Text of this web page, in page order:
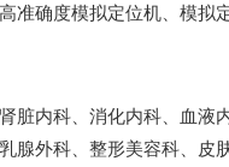
准确度模拟定位机、模拟
脏内科、消化内科、血
腺外科、整形美容科、皮